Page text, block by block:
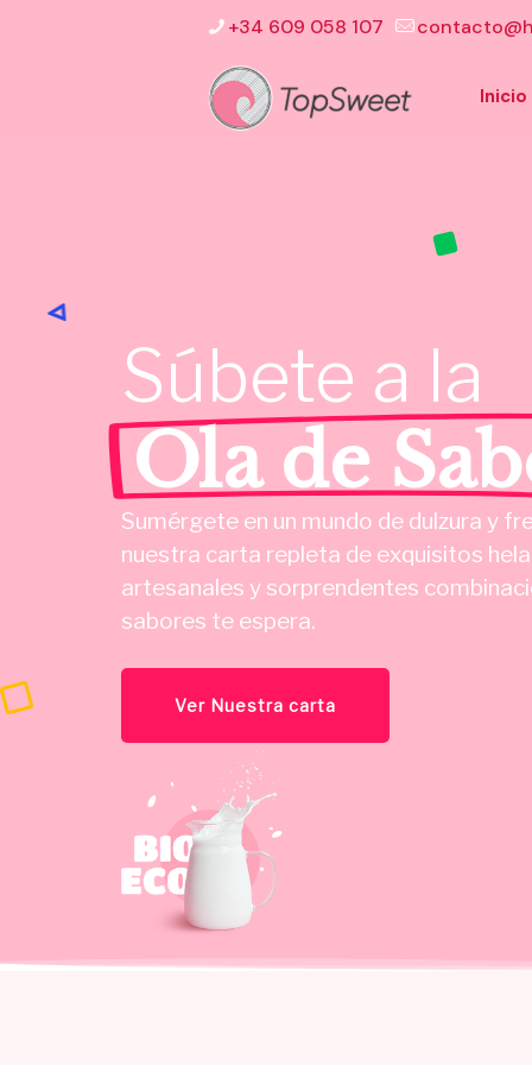
+34 609 058 107
Inicio
Súbete a la
Ola de
Sumérgete en un mundo de dulzura y
nuestra carta repleta de exquisitos
artesanales y sorprendentes
sabores te espera.
Ver Nuestra carta